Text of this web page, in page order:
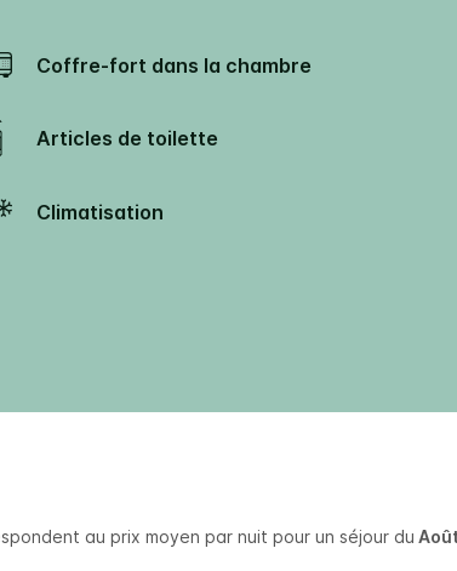
Coffre-fort dans la chambre
Articles de toilette
Climatisation
au prix moyen par nuit pour un séjour du